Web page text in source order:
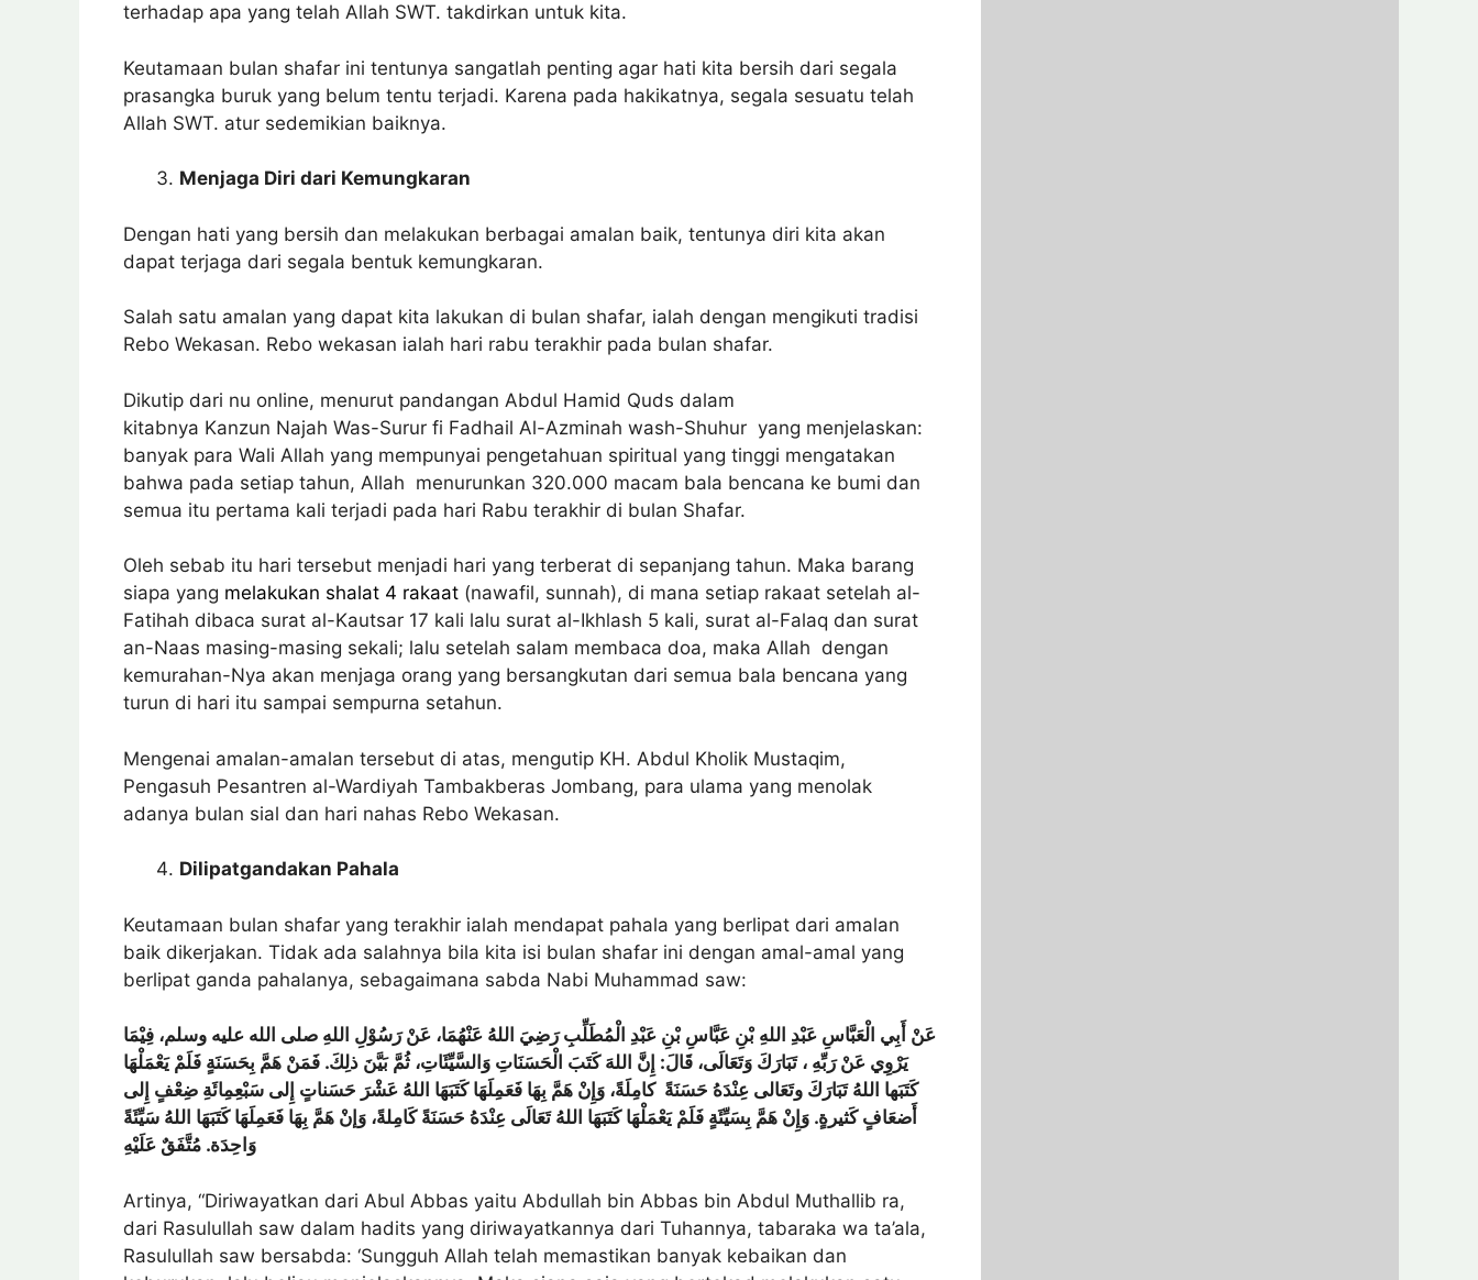
terhadap apa yang telah Allah SWT. takdirkan untuk kita.
Keutamaan bulan shafar ini tentunya sangatlah penting agar hati kita bersih dari segala
prasangka buruk yang belum tentu terjadi. Karena pada hakikatnya, segala sesuatu telah
Allah SWT. atur sedemikian baiknya.
Menjaga Diri dari Kemungkaran
Dengan hati yang bersih dan melakukan berbagai amalan baik, tentunya diri kita akan
dapat terjaga dari segala bentuk kemungkaran.
Salah satu amalan yang dapat kita lakukan di bulan shafar, ialah dengan mengikuti tradisi
Rebo Wekasan. Rebo wekasan ialah hari rabu terakhir pada bulan shafar.
Dikutip dari nu online, menurut pandangan Abdul Hamid Quds dalam
kitabnya Kanzun Najah Was-Surur fi Fadhail Al-Azminah wash-Shuhur yang menjelaskan:
banyak para Wali Allah yang mempunyai pengetahuan spiritual yang tinggi mengatakan
bahwa pada setiap tahun, Allah menurunkan 320.000 macam bala bencana ke bumi dan
semua itu pertama kali terjadi pada hari Rabu terakhir di bulan Shafar.
Oleh sebab itu hari tersebut menjadi hari yang terberat di sepanjang tahun. Maka barang
siapa yang melakukan shalat 4 rakaat (nawafil, sunnah), di mana setiap rakaat setelah al-
Fatihah dibaca surat al-Kautsar 17 kali lalu surat al-Ikhlash 5 kali, surat al-Falaq dan surat
an-Naas masing-masing sekali; lalu setelah salam membaca doa, maka Allah dengan
kemurahan-Nya akan menjaga orang yang bersangkutan dari semua bala bencana yang
turun di hari itu sampai sempurna setahun.
Mengenai amalan-amalan tersebut di atas, mengutip KH. Abdul Kholik Mustaqim,
Pengasuh Pesantren al-Wardiyah Tambakberas Jombang, para ulama yang menolak
adanya bulan sial dan hari nahas Rebo Wekasan.
Dilipatgandakan Pahala
Keutamaan bulan shafar yang terakhir ialah mendapat pahala yang berlipat dari amalan
baik dikerjakan. Tidak ada salahnya bila kita isi bulan shafar ini dengan amal-amal yang
berlipat ganda pahalanya, sebagaimana sabda Nabi Muhammad saw:
عَنْ أَبِي الْعَبَّاسِ عَبْدِ اللهِ بْنِ عَبَّاسِ بْنِ عَبْدِ الْمُطَلِّبِرَضِيَ اللهُ عَنْهُمَا، عَنْرَسُوْلِ اللهِ صلى الله عليه وسلم، فِيْمَا
يَرْوِي عَنْرَبِّهِ ، تَبَارَكَ وَتَعَالَى، قَالَ: إِنَّ اللهَ كَتَبَ الْحَسَنَاتِ وَالسَّيِّئَاتِ، ثُمَّ بَيَّنَ ذلِكَ. فَمَنْ هَمَّ بِحَسَنَةٍ فَلَمْ يَعْمَلْهَا
كَتَبَها اللهُ تَبَارَكَ وتَعَالى عِنْدَهُ حَسَنَةً كامِلَةً، وَإِنْ هَمَّ بِهَا فَعَمِلَهَا كَتَبَهَا اللهُ عَشْرَ حَسَناتٍ إِلى سَبْعِمِائَةِ ضِعْفٍ إِلى
أَضعَافٍ كَثيرةٍ. وَإِنْ هَمَّ بِسَيِّئَةٍ فَلَمْ يَعْمَلْهَا كَتَبَهَا اللهُ تَعَالَى عِنْدَهُ حَسَنَةً كَامِلةً، وَإنْ هَمَّ بِهَا فَعَمِلَهَا كَتَبَهَا اللهُ سَيِّئَةً
وَاحِدَة. مُتَّفَقٌ عَلَيْهِ
Artinya, “Diriwayatkan dari Abul Abbas yaitu Abdullah bin Abbas bin Abdul Muthallib ra,
dari Rasulullah saw dalam hadits yang diriwayatkannya dari Tuhannya, tabaraka wa ta’ala,
Rasulullah saw bersabda: ‘Sungguh Allah telah memastikan banyak kebaikan dan